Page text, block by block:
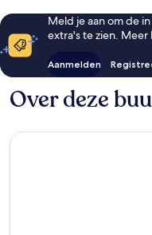
Meld je aan om de
extra's te zien.
Aanmelden
Over deze